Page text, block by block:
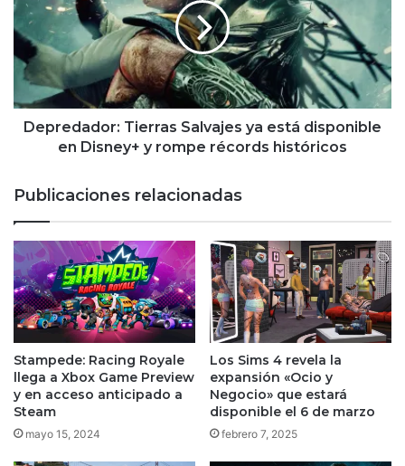
ya
está
disponible
en
Disney+
y
rompe
Depredador: Tierras Salvajes ya está disponible
en Disney+ y rompe récords históricos
Publicaciones relacionadas
Stampede: Racing Royale
llega a Xbox Game Preview
y en acceso anticipado a
Steam
mayo 15, 2024
Los Sims 4 revela la
expansión «Ocio y
Negocio» que estará
disponible el 6 de marzo
febrero 7, 2025